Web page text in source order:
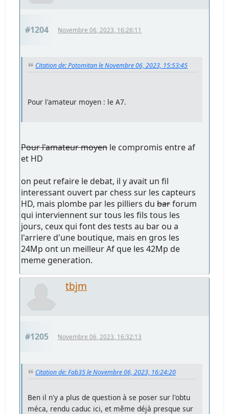
#1204 Novembre 06, 2023, 16:26:11
Citation de: Potomitan le Novembre 06, 2023, 15:53:45
Pour l'amateur moyen : le A7.
Pour l'amateur moyenle compromis entre af
et HD
on peut refaire le debat, il y avait un fil
interessant ouvert par chess sur les capteurs
HD, mais plombe par les pilliers dubarforum
qui interviennent sur tous les fils tous les
jours, ceux qui font des tests au bar ou a
l'arriere d'une boutique, mais en gros les
24Mp ont un meilleur Af que les 42Mp de
meme generation.
tbjm
#1205 Novembre 06, 2023, 16:32:13
Citation de: Fab35 le Novembre 06, 2023, 16:24:20
Ben il n'y a plus de question à se poser sur l'obtu
méca, rendu caduc ici, et même déjà presque sur